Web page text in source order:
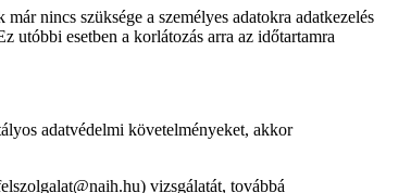
nincs szüksége a személyes adatokra adatkezelés
utóbbi esetben a korlátozás arra az időtartamra
adatvédelmi követelményeket, akkor
vizsgálatát, továbbá